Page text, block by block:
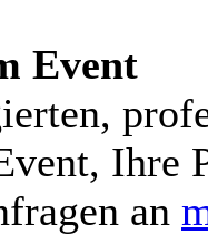
Event
Ihre
an